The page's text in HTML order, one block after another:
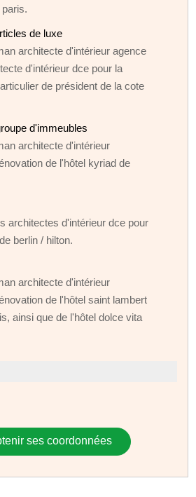
de luxe
architecte d'intérieur agence
d'intérieur dce pour la
de président de la cote
d'immeubles
architecte d'intérieur
de l'hôtel kyriad de
architectes d'intérieur dce pour
berlin / hilton.
architecte d'intérieur
de l'hôtel saint lambert
ainsi que de l'hôtel dolce vita
ses coordonnées